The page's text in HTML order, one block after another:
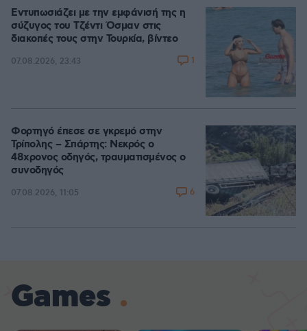
Εντυπωσιάζει με την εμφάνισή της η
σύζυγος του Τζέντι Όσμαν στις
διακοπές τους στην Τουρκία, βίντεο
07.08.2026, 23:43 1
Φορτηγό έπεσε σε γκρεμό στην
Τρίπολης – Σπάρτης: Νεκρός ο
48χρονος οδηγός, τραυματισμένος ο
συνοδηγός
07.08.2026, 11:05 6
Games